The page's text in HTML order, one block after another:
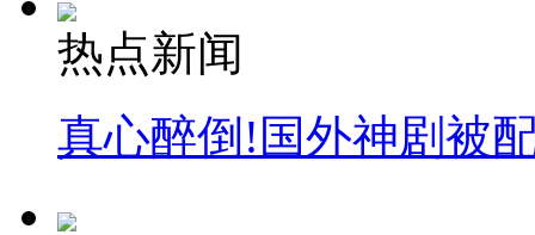
消防员救轻生者 花炮节热闹非凡
热点新闻
真心醉倒!国外神剧被